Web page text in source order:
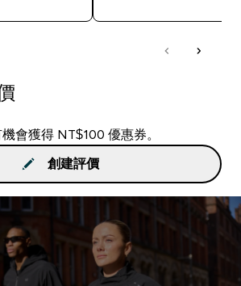
會獲得 NT$100 優惠券。
創建評價